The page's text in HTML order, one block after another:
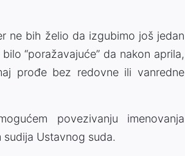
ne bih želio da izgubimo još jedan
“poražavajuće” da nakon aprila,
prođe bez redovne ili vanredne
povezivanju imenovanja
Ustavnog suda.